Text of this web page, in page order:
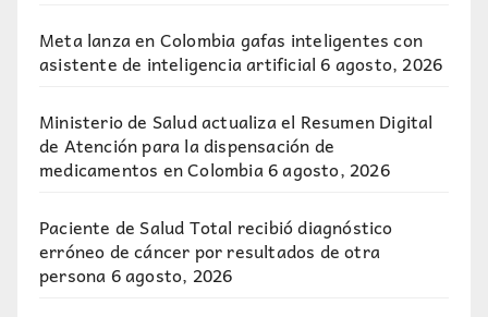
Meta lanza en Colombia gafas inteligentes con
asistente de inteligencia artificial 6 agosto, 2026
Ministerio de Salud actualiza el Resumen Digital
de Atención para la dispensación de
medicamentos en Colombia6 agosto, 2026
Paciente de Salud Total recibió diagnóstico
erróneo de cáncer por resultados de otra
persona6 agosto, 2026